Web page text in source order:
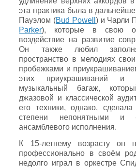
эта практика была в
Пауэлом (Bud Powell ) и Чарли
Parker), которые в свою
воздействие на развитие
Он также любил
пространство в мелодиях
пробежками и
этих приукрашиваний и
музыкальный багаж,
джазовой и классической
его техники, однако,
степени непонятными и
ансамблевого исполнения.
К 15-летнему возрасту он
профессионально в своём
недолго играл в оркестре